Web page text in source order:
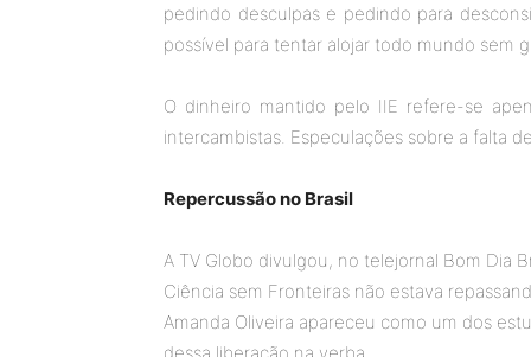
pedindo desculpas e pedindo para
possível para tentar alojar todo mundo sem
O dinheiro mantido pelo IIE refere-se
intercambistas. Especulações sobre a falta
Repercussão no Brasil
A TV Globo divulgou, no telejornal Bom Dia
Ciência sem Fronteiras não estava
Amanda Oliveira apareceu como um dos
dessa liberação na verba.